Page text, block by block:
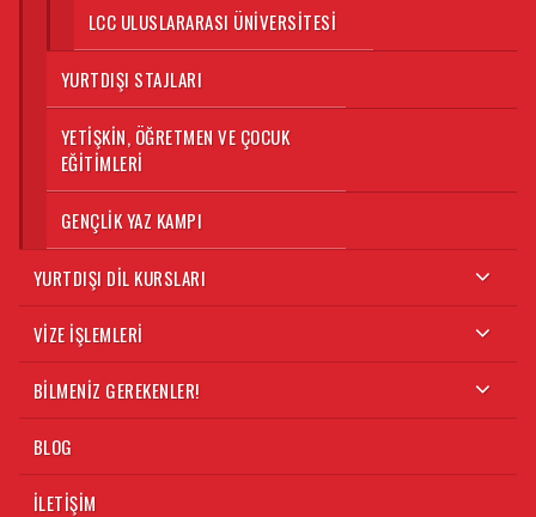
LCC ULUSLARARASI ÜNIVERSITESI
YURTDIŞI STAJLARI
YETIŞKIN, ÖĞRETMEN VE ÇOCUK
EĞITIMLERI
GENÇLIK YAZ KAMPI
YURTDIŞI DIL KURSLARI
VIZE İŞLEMLERI
BILMENIZ GEREKENLER!
BLOG
İLETIŞIM